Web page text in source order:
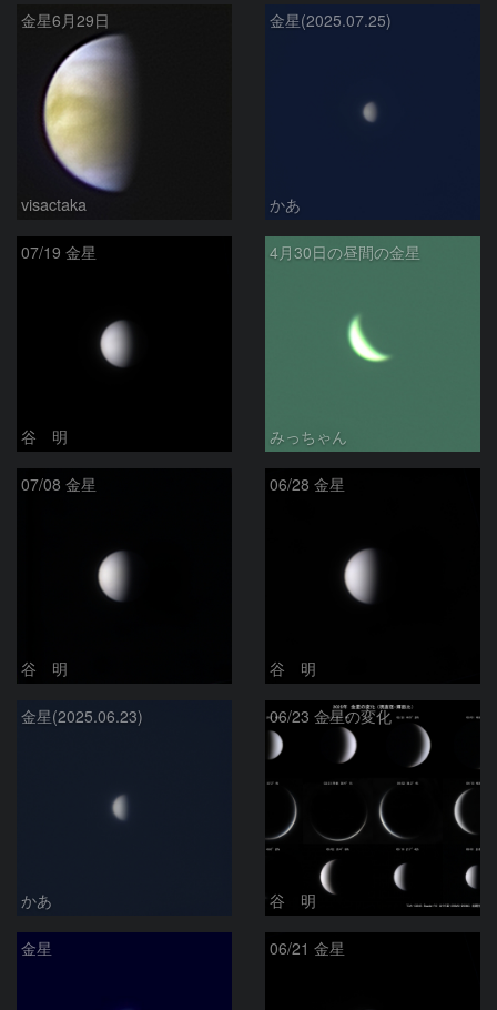
金星6月29日
visactaka
金星(2025.07.25)
かあ
07/19 金星
谷 明
4月30日の昼間の金星
みっちゃん
07/08 金星
谷 明
06/28 金星
谷 明
金星(2025.06.23)
かあ
06/23 金星の変化
谷 明
金星 06/21 金星